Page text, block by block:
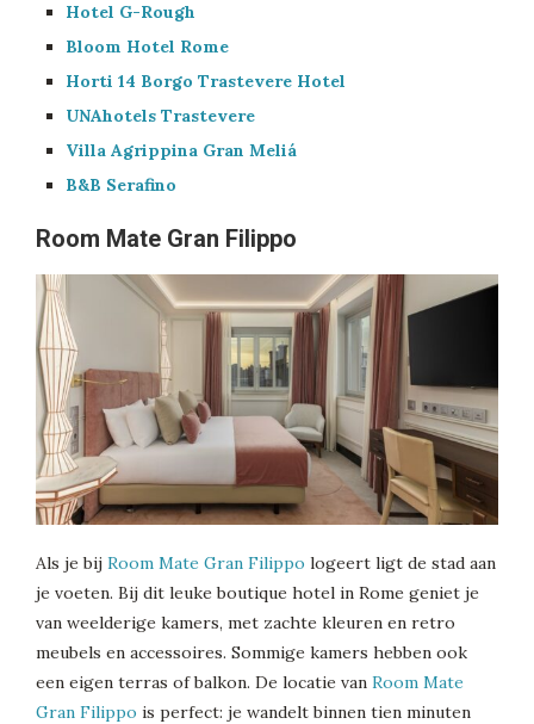
Hotel G-Rough
Bloom Hotel Rome
Horti 14 Borgo Trastevere Hotel
UNAhotels Trastevere
Villa Agrippina Gran Meliá
B&B Serafino
Room Mate Gran Filippo
Als je bij Room Mate Gran Filippo logeert ligt de stad aan
je voeten. Bij dit leuke boutique hotel in Rome geniet je
van weelderige kamers, met zachte kleuren en retro
meubels en accessoires. Sommige kamers hebben ook
een eigen terras of balkon. De locatie van Room Mate
Gran Filippo is perfect: je wandelt binnen tien minuten